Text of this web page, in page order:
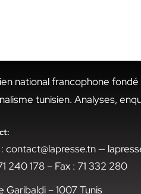
national francophone
tunisien. Analyses,
contact@lapresse.tn —
240 178 – Fax : 71 332 280
Garibaldi – 1007 Tunis